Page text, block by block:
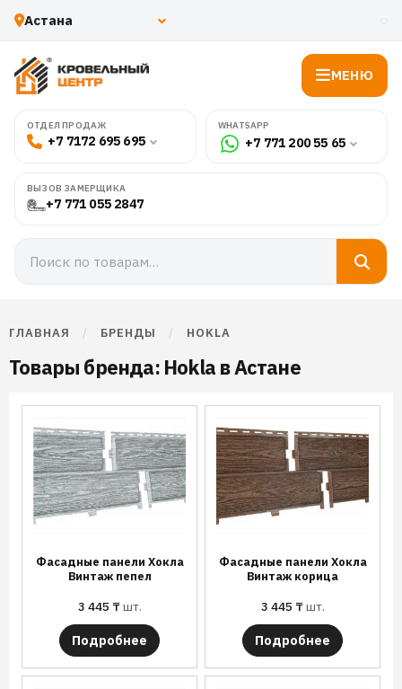
МЕНЮ
ОТДЕЛ ПРОДАЖ
+7 7172 695 695
WHATSAPP
+7 771 200 55 65
ВЫЗОВ ЗАМЕРЩИКА
+7 771 055 2847
ГЛАВНАЯ / БРЕНДЫ / HOKLA
Товары бренда: Hokla в Астане
Фасадные панели Хокла
Винтаж пепел
3 445 ₸шт.
Подробнее
Фасадные панели Хокла
Винтаж корица
3 445 ₸шт.
Подробнее